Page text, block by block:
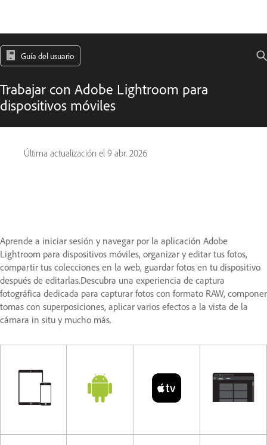
Guía del usuario
Trabajar con Adobe Lightroom para
dispositivos móviles
Última actualización el 9 abr. 2026
Aprende a iniciar sesión y navegar por la aplicación Adobe
Lightroom para dispositivos móviles, organizar y editar tus fotos,
compartir tus colecciones en la web, guardar fotos en tu dispositivo
después de editarlas.Descubra una experiencia de captura
fotográfica dedicada para capturar fotos con formato RAW, componer
tomas con superposiciones, aplicar varios efectos a la vista de la
cámara in situ y mucho más.